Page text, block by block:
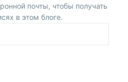
почты, чтобы получать
в этом блоге.